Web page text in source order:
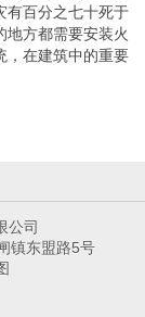
有百分之七十死于
地方都需要安装火
，在建筑中的重要
公司
镇东盟路5号